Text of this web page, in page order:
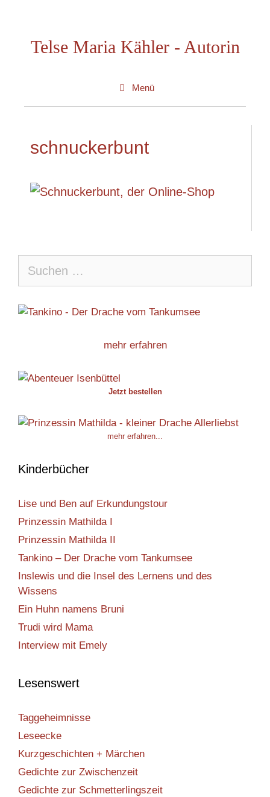
springenTelse Maria Kähler - Autorin
Menü
schnuckerbunt
nach:
mehr erfahren
Jetzt bestellen
mehr erfahren...
Kinderbücher
Lise und Ben auf Erkundungstour
Prinzessin Mathilda I
Prinzessin Mathilda II
Tankino – Der Drache vom Tankumsee
Inslewis und die Insel des Lernens und des
Wissens
Ein Huhn namens Bruni
Trudi wird Mama
Interview mit Emely
Lesenswert
Taggeheimnisse
Leseecke
Kurzgeschichten + Märchen
Gedichte zur Zwischenzeit
Gedichte zur Schmetterlingszeit